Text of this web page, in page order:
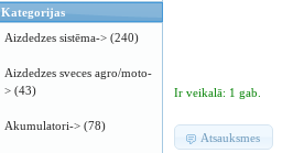
Ir veikalā: 1 gab.
Atsauksmes
Kategorijas
Aizdedzes sistēma-> (240)
Aizdedzes sveces agro/moto-
> (43)
Akumulatori-> (78)